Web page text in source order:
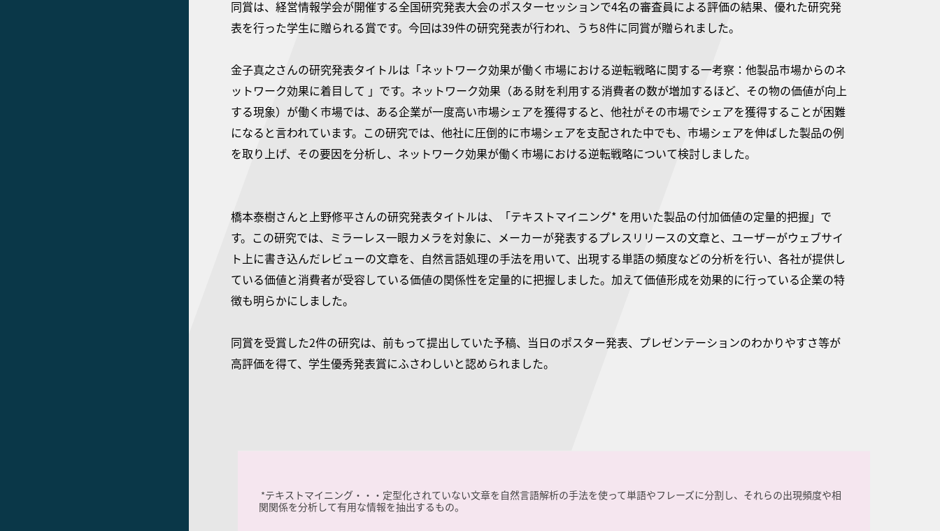
同賞は、経営情報学会が開催する全国研究発表大会のポスターセッションで4名の審査員による評価の結果、優れた研究発
表を行った学生に贈られる賞です。今回は39件の研究発表が行われ、うち8件に同賞が贈られました。
金子真之さんの研究発表タイトルは「ネットワーク効果が働く市場における逆転戦略に関する一考察：他製品市場からのネ
ットワーク効果に着目して 」です。ネットワーク効果（ある財を利用する消費者の数が増加するほど、その物の価値が向上
する現象）が働く市場では、ある企業が一度高い市場シェアを獲得すると、他社がその市場でシェアを獲得することが困難
になると言われています。この研究では、他社に圧倒的に市場シェアを支配された中でも、市場シェアを伸ばした製品の例
を取り上げ、その要因を分析し、ネットワーク効果が働く市場における逆転戦略について検討しました。
橋本泰樹さんと上野修平さんの研究発表タイトルは、「テキストマイニング* を用いた製品の付加価値の定量的把握」で
す。この研究では、ミラーレス一眼カメラを対象に、メーカーが発表するプレスリリースの文章と、ユーザーがウェブサイ
ト上に書き込んだレビューの文章を、自然言語処理の手法を用いて、出現する単語の頻度などの分析を行い、各社が提供し
ている価値と消費者が受容している価値の関係性を定量的に把握しました。加えて価値形成を効果的に行っている企業の特
徴も明らかにしました。
同賞を受賞した2件の研究は、前もって提出していた予稿、当日のポスター発表、プレゼンテーションのわかりやすさ等が
高評価を得て、学生優秀発表賞にふさわしいと認められました。
*テキストマイニング・・・定型化されていない文章を自然言語解析の手法を使って単語やフレーズに分割し、それらの出現頻度や相
関関係を分析して有用な情報を抽出するもの。